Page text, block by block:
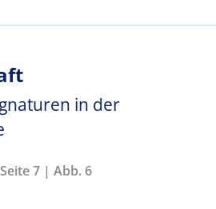
in der
7 | Abb. 6